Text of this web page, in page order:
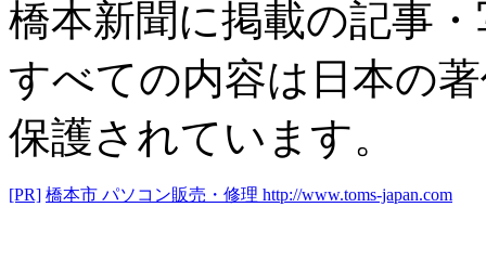
橋本新聞に掲載の記事
すべての内容は日本の
保護されています。
[PR] 橋本市 パソコン販売・修理 http://www.toms-japan.com